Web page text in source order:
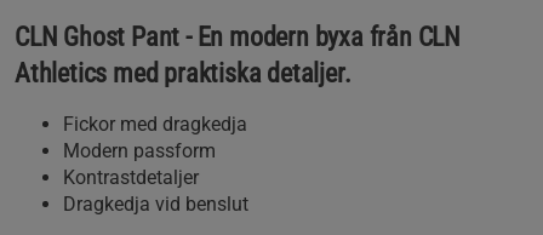
CLN Ghost Pant - En modern byxa från CLN
Athletics med praktiska detaljer.
Fickor med dragkedja
Modern passform
Kontrastdetaljer
Dragkedja vid benslut